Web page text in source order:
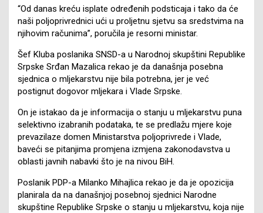
“Od danas kreću isplate određenih podsticaja i tako da će
naši poljoprivrednici ući u proljetnu sjetvu sa sredstvima na
njihovim računima”, poručila je resorni ministar.
Šef Kluba poslanika SNSD-a u Narodnoj skupštini Republike
Srpske Srđan Mazalica rekao je da današnja posebna
sjednica o mljekarstvu nije bila potrebna, jer je već
postignut dogovor mljekara i Vlade Srpske.
On je istakao da je informacija o stanju u mljekarstvu puna
selektivno izabranih podataka, te se predlažu mjere koje
prevazilaze domen Ministarstva poljoprivrede i Vlade,
baveći se pitanjima promjena izmjena zakonodavstva u
oblasti javnih nabavki što je na nivou BiH.
Poslanik PDP-a Milanko Mihajlica rekao je da je opozicija
planirala da na današnjoj posebnoj sjednici Narodne
skupštine Republike Srpske o stanju u mljekarstvu, koja nije